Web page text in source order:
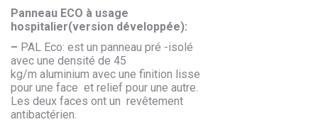
Panneau ECO à usage
hospitalier(version développée):
– PAL Eco: est un panneau pré -isolé
avec une densité de 45
kg/m aluminium avec une finition lisse
pour une face et relief pour une autre.
Les deux faces ont un revêtement
antibactérien.